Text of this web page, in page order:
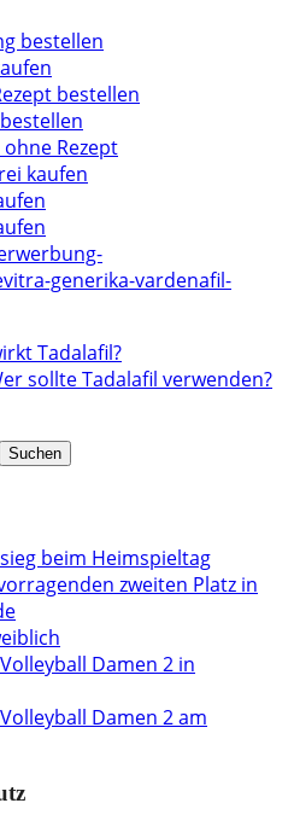
bestellen
bestellen
Rezept
kaufen
generika-vardenafil-
Tadalafil?
sollte Tadalafil verwenden?
Suchen
beim Heimspieltag
zweiten Platz in
Damen 2 in
Damen 2 am